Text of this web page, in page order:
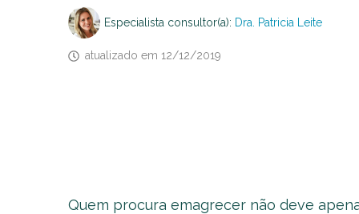
Especialista consultor(a): Dra. Patricia Leite
atualizado em 12/12/2019
Quem procura emagrecer não deve